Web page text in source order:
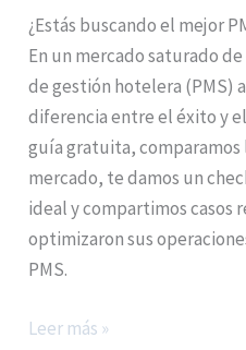
¿Estás buscando el mejor
En un mercado saturado
de gestión hotelera (PMS)
diferencia entre el éxito y
guía gratuita, comparamos
mercado, te damos un
ideal y compartimos casos
optimizaron sus
PMS.
Leer más »